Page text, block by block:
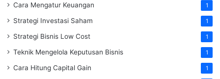
Cara Mengatur Keuangan 1
Strategi Investasi Saham 1
Strategi Bisnis Low Cost 1
Teknik Mengelola Keputusan Bisnis 1
Cara Hitung Capital Gain 1